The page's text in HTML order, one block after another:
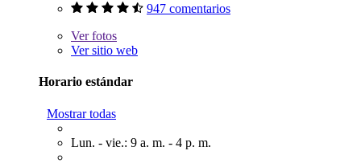
947 comentarios
Verfotos
Ver sitio web
Horario estándar
Mostrar todas
Lun. - vie.: 9 a. m. - 4 p. m.